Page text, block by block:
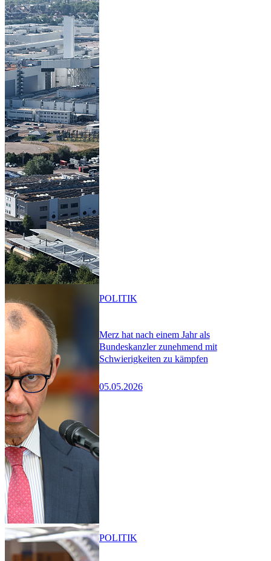
Merz hat nach einem Jahr als
Bundeskanzler zunehmend mit
Schwierigkeiten zu kämpfen
05.05.2026
POLITIK
POLITIK